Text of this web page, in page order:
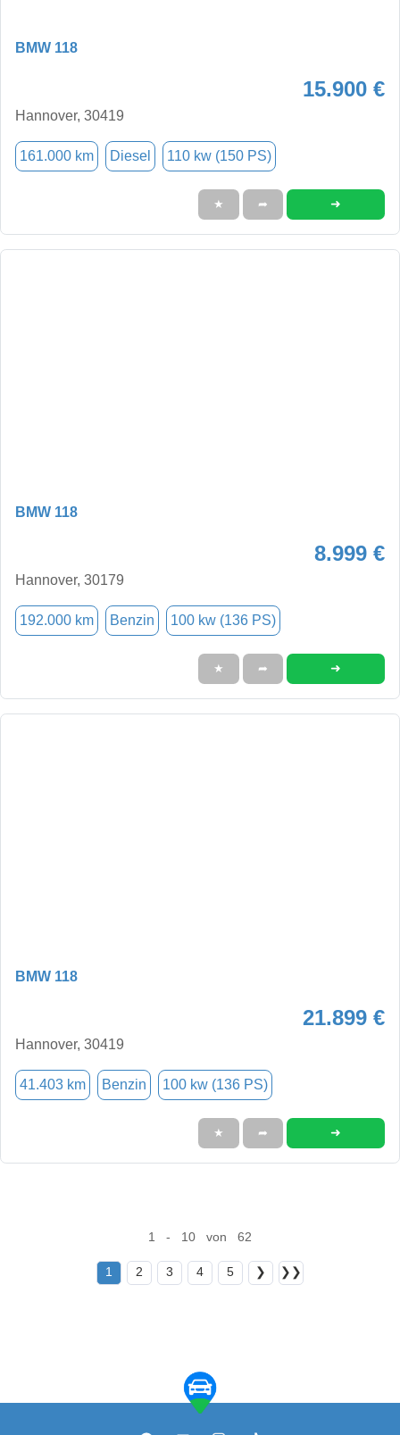
BMW 118
15.900 €
Hannover, 30419
161.000 km Diesel 110 kw (150 PS)
★ ➦ ➜
BMW 118
8.999 €
Hannover, 30179
192.000 km Benzin 100 kw (136 PS)
★ ➦ ➜
BMW 118
21.899 €
Hannover, 30419
41.403 km Benzin 100 kw (136 PS)
★ ➦ ➜
1 - 10 von 62
1 2 3 4 5 ❯ ❯❯